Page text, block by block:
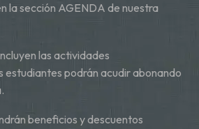
la sección AGENDA de nuestra
las actividades
estudiantes podrán acudir abonando
beneficios y descuentos